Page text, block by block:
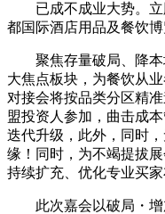
已成不成业大势。立
都国际酒店用品及餐饮
聚焦存量破局、降本
大焦点板块，为餐饮从
对接会将按品类分区精
盟投资人参加，曲击成
迭代升级，此外，同时
缘！同时，为不竭提拔
持续扩充、优化专业买家
此次嘉会以破局・增